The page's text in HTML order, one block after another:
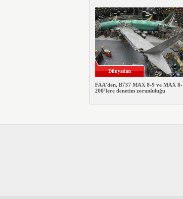
Dünyadan
FAA’den, B737 MAX 8-9 ve MAX 8-
200’lere denetim zorunluluğu